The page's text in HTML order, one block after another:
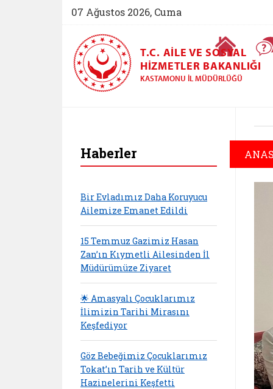
07 Ağustos 2026, Cuma
Ana Sayfa
T.C. AILE VE SOSYAL
HIZMETLER BAKANLIĞI
KASTAMONU İL MÜDÜRLÜĞÜ
Haberler
Bir Evladımız Daha Koruyucu
Ailemize Emanet Edildi
15 Temmuz Gazimiz Hasan
Zan’ın Kıymetli Ailesinden İl
Müdürümüze Ziyaret
🌟 Amasyalı Çocuklarımız
İlimizin Tarihi Mirasını
Keşfediyor
Göz Bebeğimiz Çocuklarımız
Tokat’ın Tarih ve Kültür
Hazinelerini Keşfetti